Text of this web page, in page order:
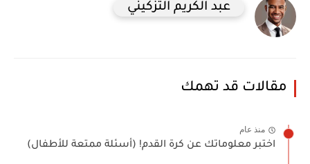
عبد الكريم التزكيني
مقالات قد تهمك
منذ عام
اختبر معلوماتك عن كرة القدم! (أسئلة ممتعة للأطفال)